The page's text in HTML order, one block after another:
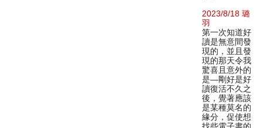
2023/8/18 璐
羽
第一次知道好
讀是無意間發
現的，並且發
現的那天令我
驚喜且意外的
是—剛好是好
讀復活不久之
後，覺著應該
是某種莫名的
緣分，促使想